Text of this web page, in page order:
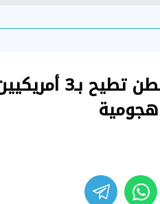
إحباط "مخطط دموي": واشنطن تطيح بـ3